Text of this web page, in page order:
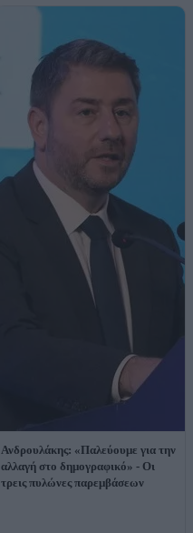
Ανδρουλάκης: «Παλεύουμε για την
αλλαγή στο δημογραφικό» - Οι
τρεις πυλώνες παρεμβάσεων